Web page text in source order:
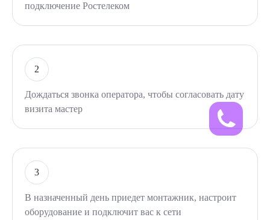
подключение Ростелеком
2
Дождаться звонка оператора, чтобы согласовать дату
визита мастер
3
В назначенный день приедет монтажник, настроит
оборудование и подключит вас к сети